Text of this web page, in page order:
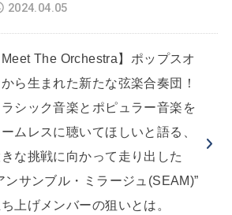
2024.04.05
Meet The Orchestra】ポップスオ
ら生まれた新たな弦楽合奏団！
ラシック音楽とポピュラー音楽を
ムレスに聴いてほしいと語る、
な挑戦に向かって走り出した
ンサンブル・ミラージュ(SEAM)”
上げメンバーの狙いとは。